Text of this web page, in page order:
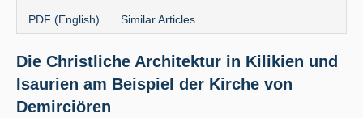
Journal Boards
Writing Rules
Principles
PDF (English) Similar Articles
Die Christliche Architektur in Kilikien und
Isaurien am Beispiel der Kirche von
Demirciören